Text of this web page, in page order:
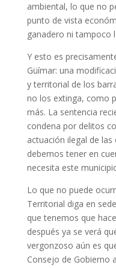
ambiental, lo que no
punto de vista
ganadero ni tampoco
Y esto es
Güímar: una
y territorial de los
no los extinga, como
más. La sentencia
condena por delitos
actuación ilegal de
debemos tener en
necesita este
Lo que no puede
Territorial diga en
que tenemos que
después ya se verá
vergonzoso aún es
Consejo de Gobierno